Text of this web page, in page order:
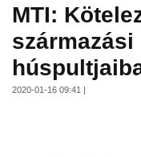
MTI:
2020-01-16 09:41 |